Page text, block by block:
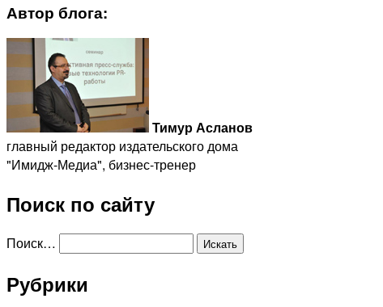
Автор блога:
Тимур Асланов
главный редактор издательского дома
"Имидж-Медиа", бизнес-тренер
Поиск по сайту
Поиск…
Рубрики